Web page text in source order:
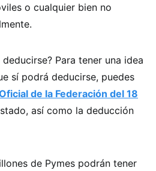
o cualquier bien no
Para tener una idea
sí podrá deducirse, puedes
de la Federación del 18
así como la deducción
de Pymes podrán tener